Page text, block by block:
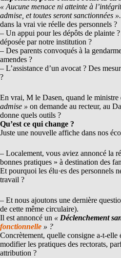
« Aucune menace ni atteinte à
admise, et toutes seront sanctionnées ».
dans la vrai vie réelle des personnels ?
– Un appui pour les dépôts de plainte
déposée par notre institution ?
– Des parents convoqués à la
amendes ?
– L’assistance d’un avocat ? Des
?
En vrai, M le Dasen, quand le ministre
admise » on demande au recteur, au
donne quels outils ?
Qu’est ce qui change ?
Juste une nouvelle affiche dans nos
– Localement, vous aviez annoncé la
bonnes pratiques » à destination des
Et pourquoi les élu·es des personnels
travail ?
– Et nous ajoutons une dernière
de cette même circulaire).
Il est annoncé un « Déclenchement
fonctionnelle » ?
Concrètement, quelle consigne a-t-elle
modifier les pratiques des rectorats,
attribution ?